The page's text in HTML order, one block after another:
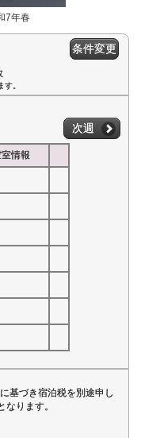
7年春
条件変更
。
次週
室情報
基づき宿泊税を別途申し
ります。